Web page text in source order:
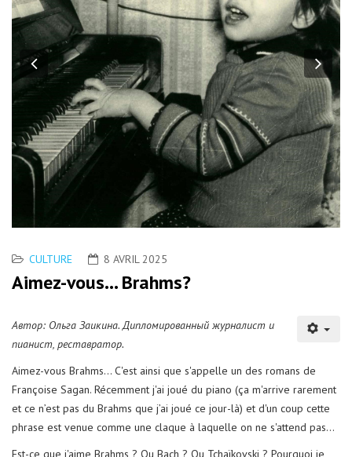
Previous
CULTURE 8 AVRIL 2025
Aimez-vous... Brahms?
Автор: Ольга Заикина. Дипломированный журналист и
пианист, реставратор.
Aimez-vous Brahms... C'est ainsi que s'appelle un des romans de
Françoise Sagan. Récemment j'ai joué du piano (ça m'arrive rarement
et ce n’est pas du Brahms que j’ai joué ce jour-là) et d'un coup cette
phrase est venue comme une claque à laquelle on ne s'attend pas...
Est-ce que j'aime Brahms ? Ou Bach ? Ou Tchaïkovski ? Pourquoi je